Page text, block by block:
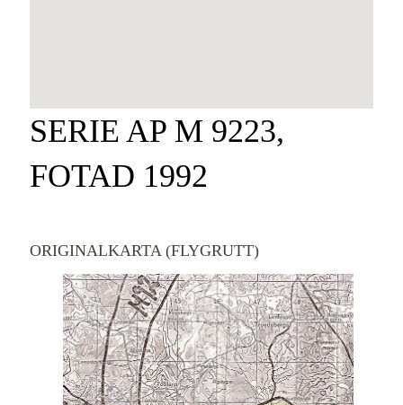
SERIE AP M 9223,
FOTAD 1992
ORIGINALKARTA (FLYGRUTT)